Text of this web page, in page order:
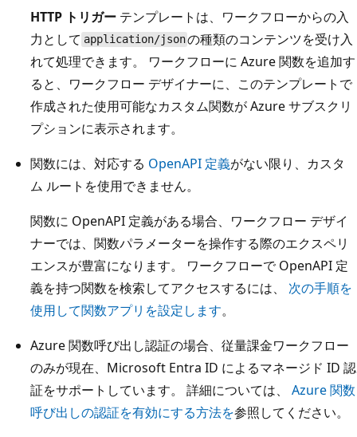
HTTP トリガー テンプレートは、ワークフローからの入
力として application/jsonの種類のコンテンツを受け入
れて処理できます。 ワークフローに Azure 関数を追加す
ると、ワークフロー デザイナーに、このテンプレートで
作成された使用可能なカスタム関数が Azure サブスクリ
プションに表示されます。
関数には、対応する OpenAPI 定義がない限り、カスタ
ム ルートを使用できません。
関数に OpenAPI 定義がある場合、ワークフロー デザイ
ナーでは、関数パラメーターを操作する際のエクスペリ
エンスが豊富になります。 ワークフローで OpenAPI 定
義を持つ関数を検索してアクセスするには、 次の手順を
使用して関数アプリを設定します。
Azure 関数呼び出し認証の場合、従量課金ワークフロー
のみが現在、Microsoft Entra ID によるマネージド ID 認
証をサポートしています。 詳細については、 Azure 関数
呼び出しの認証を有効にする方法を参照してください。